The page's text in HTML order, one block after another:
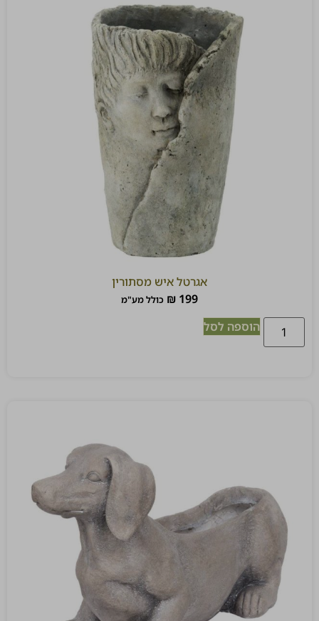
אגרטל איש מסתורין
₪ 199 כולל מע"מ
הוספה לסל